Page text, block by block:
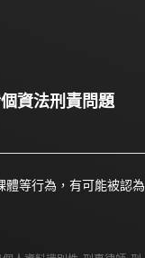
資法刑責問題
等行為，有可能被認為